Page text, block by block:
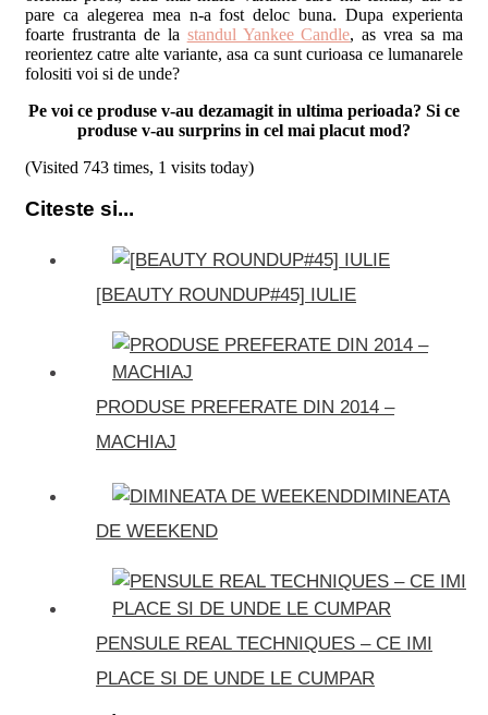
pare ca alegerea mea n-a fost deloc buna. Dupa experienta
foarte frustranta de la standul Yankee Candle, as vrea sa ma
reorientez catre alte variante, asa ca sunt curioasa ce lumanarele
folositi voi si de unde?
Pe voi ce produse v-au dezamagit in ultima perioada? Si ce
produse v-au surprins in cel mai placut mod?
(Visited 743 times, 1 visits today)
Citeste si...
[BEAUTY ROUNDUP#45] IULIE
PRODUSE PREFERATE DIN 2014 –
MACHIAJ
DIMINEATA
DE WEEKEND
PENSULE REAL TECHNIQUES – CE IMI
PLACE SI DE UNDE LE CUMPAR